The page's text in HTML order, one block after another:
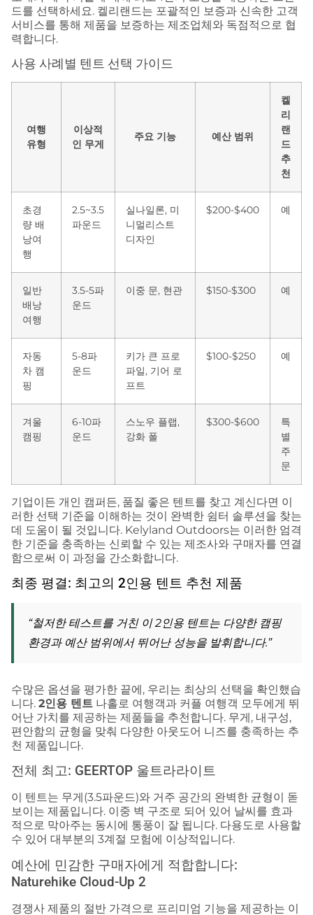
드를 선택하세요. 켈리랜드는 포괄적인 보증과 신속한 고객
서비스를 통해 제품을 보증하는 제조업체와 독점적으로 협
력합니다.
사용 사례별 텐트 선택 가이드
여행
유형
이상적
인 무게
주요 기능 예산 범위
켈
리
랜
드
추
천
초경
량 배
낭여
행
2.5~3.5
파운드
실나일론, 미
니멀리스트
디자인
$200-$400 예
일반
배낭
여행
3.5-5파
운드
이중 문, 현관 $150-$300 예
자동
차 캠
핑
5-8파
운드
키가 큰 프로
파일, 기어 로
프트
$100-$250 예
겨울
캠핑
6-10파
운드
스노우 플랩,
강화 폴
$300-$600
특
별
주
문
기업이든 개인 캠퍼든, 품질 좋은 텐트를 찾고 계신다면 이
러한 선택 기준을 이해하는 것이 완벽한 쉼터 솔루션을 찾는
데 도움이 될 것입니다. Kelyland Outdoors는 이러한 엄격
한 기준을 충족하는 신뢰할 수 있는 제조사와 구매자를 연결
함으로써 이 과정을 간소화합니다.
최종 평결: 최고의 2인용 텐트 추천 제품
“철저한 테스트를 거친 이 2인용 텐트는 다양한 캠핑
환경과 예산 범위에서 뛰어난 성능을 발휘합니다.”
수많은 옵션을 평가한 끝에, 우리는 최상의 선택을 확인했습
니다. 2인용 텐트 나홀로 여행객과 커플 여행객 모두에게 뛰
어난 가치를 제공하는 제품들을 추천합니다. 무게, 내구성,
편안함의 균형을 맞춰 다양한 아웃도어 니즈를 충족하는 추
천 제품입니다.
전체 최고: GEERTOP 울트라라이트
이 텐트는 무게(3.5파운드)와 거주 공간의 완벽한 균형이 돋
보이는 제품입니다. 이중 벽 구조로 되어 있어 날씨를 효과
적으로 막아주는 동시에 통풍이 잘 됩니다. 다용도로 사용할
수 있어 대부분의 3계절 모험에 이상적입니다.
예산에 민감한 구매자에게 적합합니다:
Naturehike Cloud-Up 2
경쟁사 제품의 절반 가격으로 프리미엄 기능을 제공하는 이